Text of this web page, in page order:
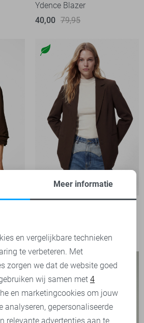
Ydence Blazer
40,00 79,95
cookies
Meer informatie
en vergelijkbare technieken
te verbeteren. Met
zorgen we dat de website goed
wij samen met 4
en marketingcookies om jouw
analyseren, gepersonaliseerde
relevante advertenties aan te